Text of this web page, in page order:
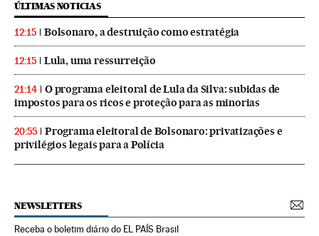
ÚLTIMAS NOTICIAS
12:15 Bolsonaro, a destruição como estratégia
12:15 Lula, uma ressurreição
21:14
O programa eleitoral de Lula da Silva: subidas de
impostos para os ricos e proteção para as minorias
20:55
Programa eleitoral de Bolsonaro: privatizações e
privilégios legais para a Polícia
NEWSLETTERS
Receba o boletim diário do EL PAÍS Brasil